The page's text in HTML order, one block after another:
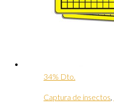
34% Dto.
Captura de insectos,